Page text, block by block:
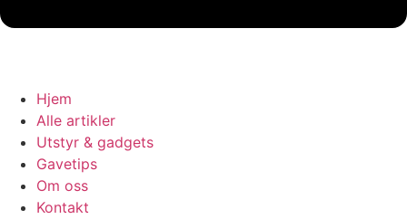
Hjem
Alle artikler
Utstyr & gadgets
Gavetips
Om oss
Kontakt